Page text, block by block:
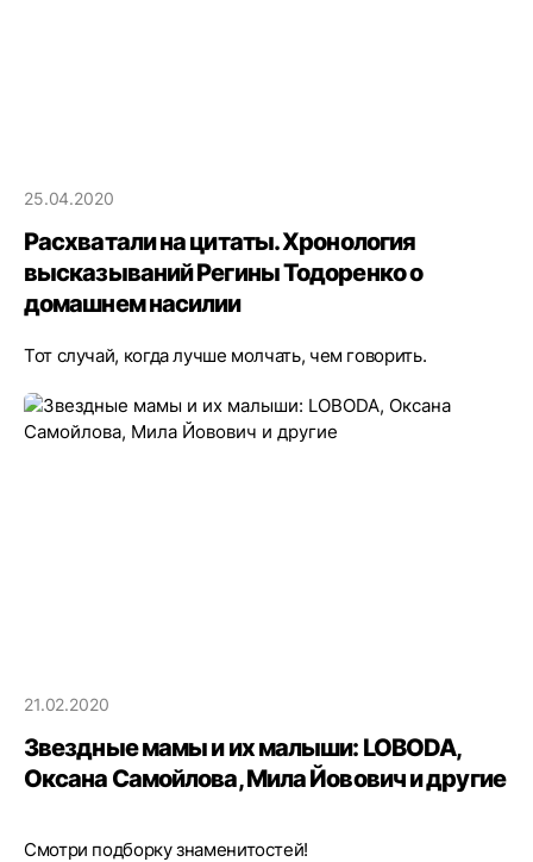
25.04.2020
Расхватали на цитаты. Хронология
высказываний Регины Тодоренко о
домашнем насилии
Тот случай, когда лучше молчать, чем говорить.
21.02.2020
Звездные мамы и их малыши: LOBODA,
Оксана Самойлова, Мила Йовович и другие
Смотри подборку знаменитостей!